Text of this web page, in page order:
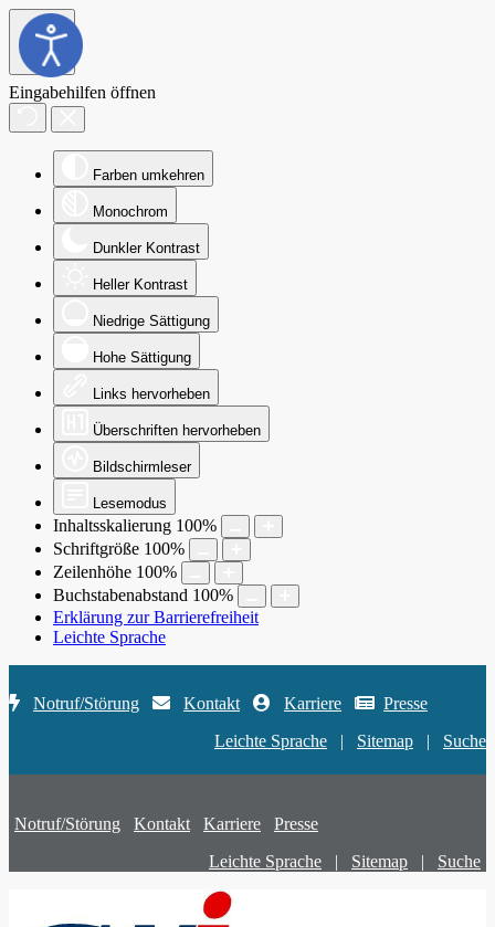
Eingabehilfen öffnen
Farben umkehren
Monochrom
Dunkler Kontrast
Heller Kontrast
Niedrige Sättigung
Hohe Sättigung
Links hervorheben
Überschriften hervorheben
Bildschirmleser
Lesemodus
Inhaltsskalierung 100%
Schriftgröße 100%
Zeilenhöhe 100%
Buchstabenabstand 100%
Erklärung zur Barrierefreiheit
Leichte Sprache
Notruf/Störung Kontakt Karriere
Presse
Leichte Sprache | Sitemap | Suche
Notruf/Störung Kontakt Karriere
Presse
Leichte Sprache | Sitemap | Suche